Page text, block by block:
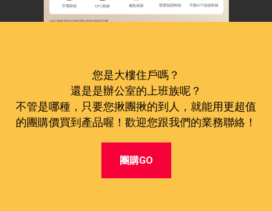
您是大樓住戶嗎？
還是是辦公室的上班族呢？
不管是哪種，只要您揪團揪的到人，就能用更超值
的團購價買到產品喔！歡迎您跟我們的業務聯絡！
團購GO